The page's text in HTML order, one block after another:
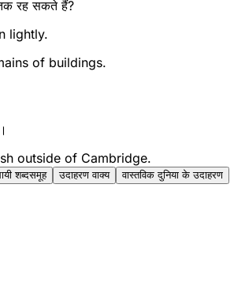
रह सकते हैं?
lightly.
of buildings.
outside of Cambridge.
शब्दसमूह उदाहरण वाक्य वास्तविक दुनिया के उदाहरण